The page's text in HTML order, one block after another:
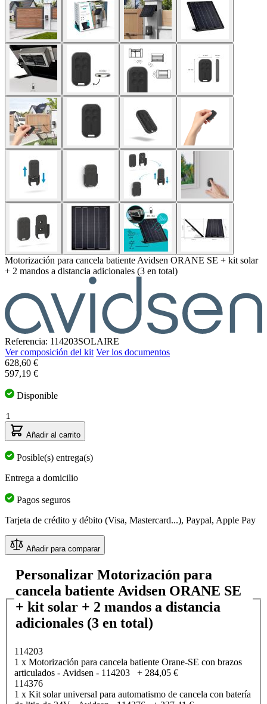
Motorización para cancela batiente Avidsen ORANE SE + kit solar
+ 2 mandos a distancia adicionales (3 en total)
Referencia: 114203SOLAIRE
Ver composición del kit Ver los documentos
El
precio
de
opciones
elegidas
597,19 €
628,60 €
Disponible
Cantidad
Añadir al carrito
Posible(s) entrega(s)
Entrega a domicilio
Pagos seguros
Tarjeta de crédito y débito (Visa, Mastercard...), Paypal, Apple Pay
Añadir para comparar
Personalizar Motorización para
cancela batiente Avidsen ORANE SE
+ kit solar + 2 mandos a distancia
adicionales (3 en total)
114203
1 x Motorización para cancela batiente Orane-SE con brazos
articulados - Avidsen - 114203
+ 284,05 €
114376
1 x Kit solar universal para automatismo de cancela con batería